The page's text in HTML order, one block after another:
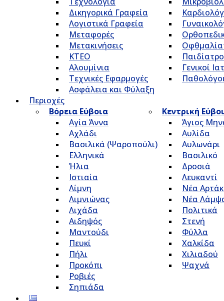
Δικηγορικά Γραφεία
Λογιστικά Γραφεία
Μεταφορές
Μετακινήσεις
ΚΤΕΟ
Αλουμίνια
Τεχνικές Εφαρμογές
Ασφάλεια και Φύλαξη
Γενικοί
Περιοχές
Βόρεια Εύβοια
Αγία Άννα
Αχλάδι
Βασιλικά (Ψαροπούλι)
Ελληνικά
Ήλια
Ιστιαία
Λίμνη
Λιμνιώνας
Λιχάδα
Αιδηψός
Μαντούδι
Πευκί
Πήλι
Προκόπι
Ροβιές
Σηπιάδα
Κεντρική
Άγιος
Αυλίδα
Αυλωνάρι
Βασιλικό
Δροσιά
Λευκαντί
Νέα
Νέα
Πολιτικά
Στενή
Φύλλα
Χαλκίδα
Χιλιαδού
Ψαχνά